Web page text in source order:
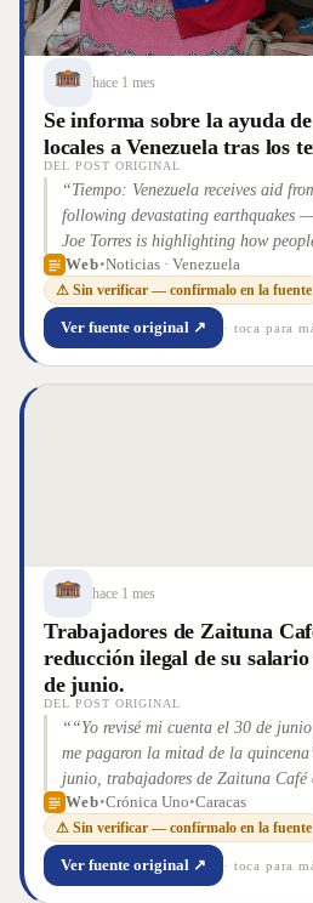
hace 1 mes
Se informa sobre la ayuda
locales a Venezuela tras los
DEL POST ORIGINAL
“Tiempo: Venezuela receives aid
following devastating earthquakes
Joe Torres is highlighting how
together to send much-needed aid to
Web•Noticias · Venezuela
⚠ Sin verificar — confírmalo en la fuente
Ver fuente original ↗ · toca para
hace 1 mes
Trabajadores de Zaituna
reducción ilegal de su
de junio.
DEL POST ORIGINAL
“ “Yo revisé mi cuenta el 30 de
me pagaron la mitad de la
junio, trabajadores de Zaituna
del 50 % de su salario bajo
Girán, especialista en derecho
de la fuerza mayor y la crisis laboral
profesionales independientes.
Web•Crónica Uno•Caracas
⚠ Sin verificar — confírmalo en la fuente
Ver fuente original ↗ · toca para